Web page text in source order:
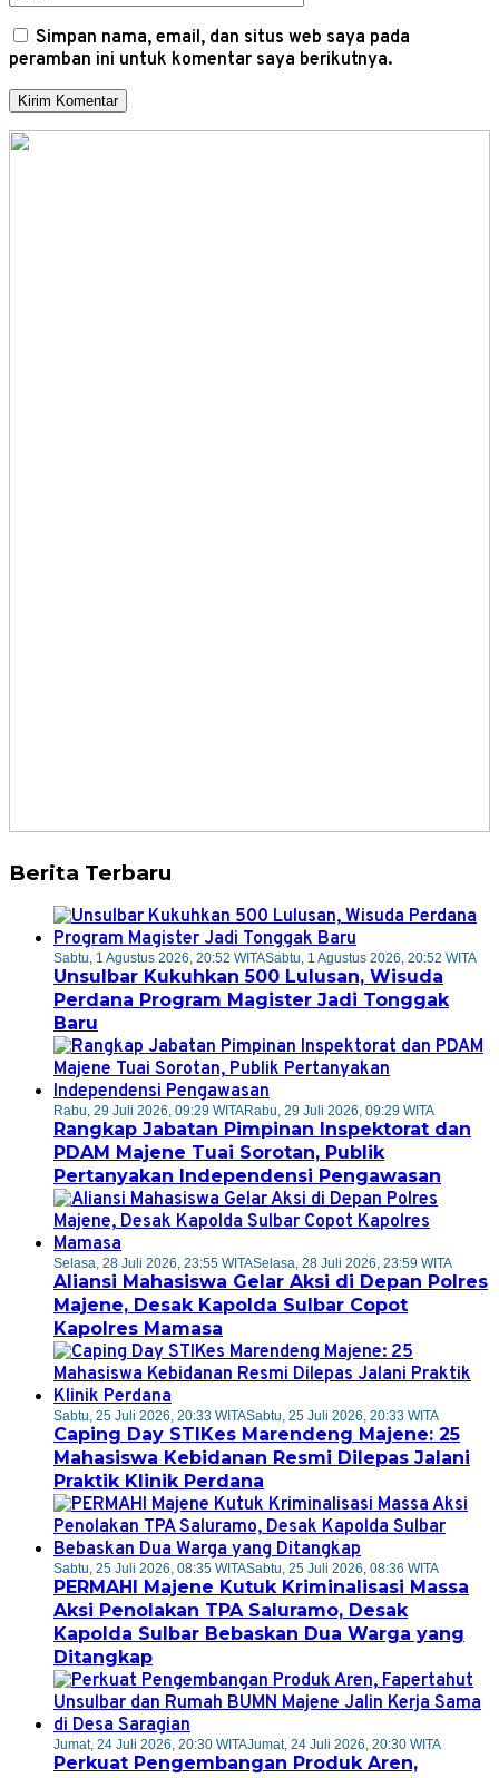
Simpan nama, email, dan situs web saya pada
peramban ini untuk komentar saya berikutnya.
Berita Terbaru
Sabtu, 1 Agustus 2026, 20:52 WITASabtu, 1 Agustus 2026, 20:52 WITA
Unsulbar Kukuhkan 500 Lulusan, Wisuda
Perdana Program Magister Jadi Tonggak
Baru
Rabu, 29 Juli 2026, 09:29 WITARabu, 29 Juli 2026, 09:29 WITA
Rangkap Jabatan Pimpinan Inspektorat dan
PDAM Majene Tuai Sorotan, Publik
Pertanyakan Independensi Pengawasan
Selasa, 28 Juli 2026, 23:55 WITASelasa, 28 Juli 2026, 23:59 WITA
Aliansi Mahasiswa Gelar Aksi di Depan Polres
Majene, Desak Kapolda Sulbar Copot
Kapolres Mamasa
Sabtu, 25 Juli 2026, 20:33 WITASabtu, 25 Juli 2026, 20:33 WITA
Caping Day STIKes Marendeng Majene: 25
Mahasiswa Kebidanan Resmi Dilepas Jalani
Praktik Klinik Perdana
Sabtu, 25 Juli 2026, 08:35 WITASabtu, 25 Juli 2026, 08:36 WITA
PERMAHI Majene Kutuk Kriminalisasi Massa
Aksi Penolakan TPA Saluramo, Desak
Kapolda Sulbar Bebaskan Dua Warga yang
Ditangkap
Jumat, 24 Juli 2026, 20:30 WITAJumat, 24 Juli 2026, 20:30 WITA
Perkuat Pengembangan Produk Aren,